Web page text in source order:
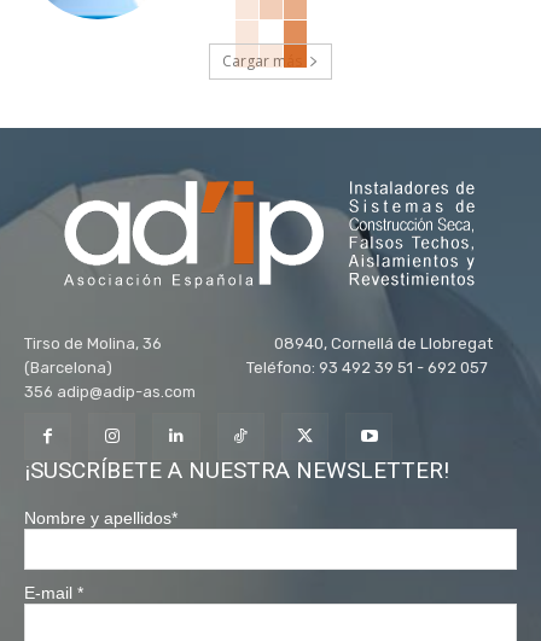
Cargar más
Tirso de Molina, 36 08940, Cornellá de Llobregat
(Barcelona) Teléfono: 93 492 39 51 - 692 057
356 adip@adip-as.com
¡SUSCRÍBETE A NUESTRA NEWSLETTER!
Nombre y apellidos*
E-mail *